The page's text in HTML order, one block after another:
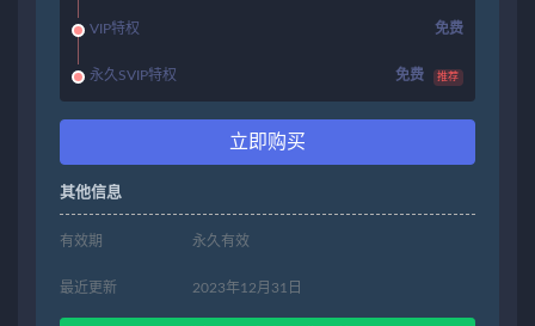
VIP特权 免费
永久SVIP特权 免费 推荐
立即购买
其他信息
有效期 永久有效
最近更新 2023年12月31日